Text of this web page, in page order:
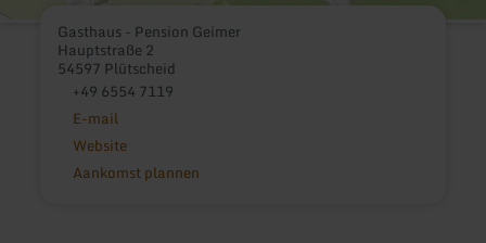
Gasthaus - Pension Geimer
Hauptstraße 2
54597 Plütscheid
+49 6554 7119
E-mail
Website
Aankomst plannen